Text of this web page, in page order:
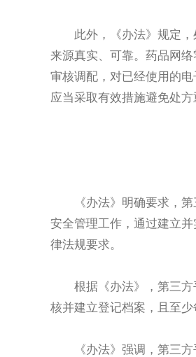
此外，《办法》规定
来源真实、可靠。药品网
审核调配，对已经使用的
应当采取有效措施避免处方
《办法》明确要求，
安全管理工作，通过建立
律法规要求。
根据《办法》，第三
核并建立登记档案，且至少
《办法》强调，第三